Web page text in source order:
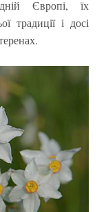
Європі, їх
традиції і досі